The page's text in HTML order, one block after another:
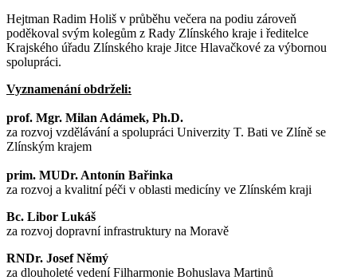
Hejtman Radim Holiš v průběhu večera na podiu zároveň
poděkoval svým kolegům z Rady Zlínského kraje i ředitelce
Krajského úřadu Zlínského kraje Jitce Hlavačkové za výbornou
spolupráci.
Vyznamenání obdrželi:
prof. Mgr. Milan Adámek, Ph.D.
za rozvoj vzdělávání a spolupráci Univerzity T. Bati ve Zlíně se
Zlínským krajem
prim. MUDr. Antonín Bařinka
za rozvoj a kvalitní péči v oblasti medicíny ve Zlínském kraji
Bc. Libor Lukáš
za rozvoj dopravní infrastruktury na Moravě
RNDr. Josef Němý
za dlouholeté vedení Filharmonie Bohuslava Martinů